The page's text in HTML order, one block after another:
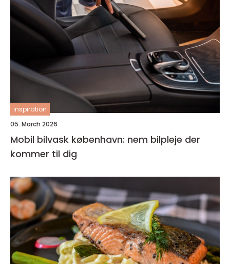
inspiration
05. March 2026
Mobil bilvask københavn: nem bilpleje der
kommer til dig